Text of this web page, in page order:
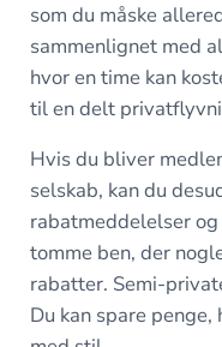
som du måske
sammenlignet med
hvor en time kan
til en delt
Hvis du bliver
selskab, kan du
rabatmeddelelser
tomme ben, der
rabatter. Semi-
Du kan spare